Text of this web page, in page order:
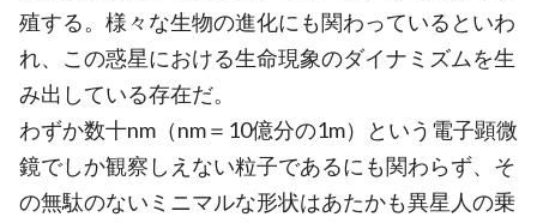
殖する。様々な生物の進化にも関わっているといわ
れ、この惑星における生命現象のダイナミズムを生
み出している存在だ。
わずか数十nm（nm＝10億分の1m）という電子顕微
鏡でしか観察しえない粒子であるにも関わらず、そ
の無駄のないミニマルな形状はあたかも異星人の乗